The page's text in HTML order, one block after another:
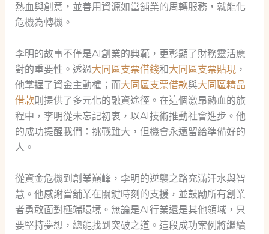
熱血與創意，並善用資源如當舖業的周轉服務，就能化
危機為轉機。
李明的故事不僅是AI創業的典範，更彰顯了財務靈活應
對的重要性。透過大同區支票借錢和大同區支票貼現，
他掌握了資金主動權；而大同區支票借款與大同區精品
借款則提供了多元化的融資途徑。在這個激昂熱血的旅
程中，李明從未忘記初衷，以AI技術推動社會進步。他
的成功提醒我們：挑戰雖大，但機會永遠留給準備好的
人。
從資金危機到創業巔峰，李明的逆襲之路充滿汗水與智
慧。他感謝當舖業在關鍵時刻的支援，並鼓勵所有創業
者勇敢面對極端環境。無論是AI行業還是其他領域，只
要堅持夢想，總能找到突破之道。這段成功案例將繼續